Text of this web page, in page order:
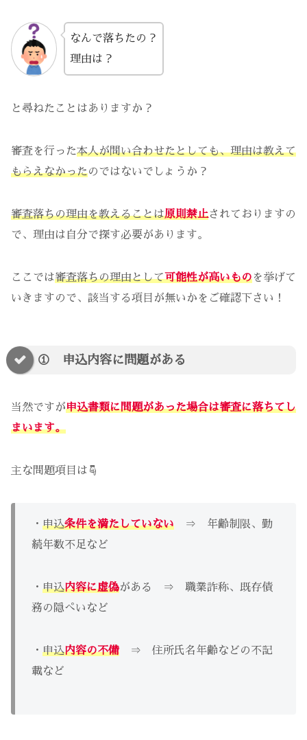
なんで落ちたの？
理由は？
と尋ねたことはありますか？
審査を行った本人が問い合わせたとしても、理由は教えて
もらえなかったのではないでしょうか？
審査落ちの理由を教えることは原則禁止されておりますの
で、理由は自分で探す必要があります。
ここでは審査落ちの理由として可能性が高いものを挙げて
いきますので、該当する項目が無いかをご確認下さい！
① 申込内容に問題がある
当然ですが申込書類に問題があった場合は審査に落ちてし
まいます。
主な問題項目は☟
・ 申込条件を満たしていない ⇒ 年齢制限、勤
続年数不足など
・ 申込内容に虚偽がある ⇒ 職業詐称、既存債
務の隠ぺいなど
・ 申込内容の不備⇒ 住所氏名年齢などの不記
載など